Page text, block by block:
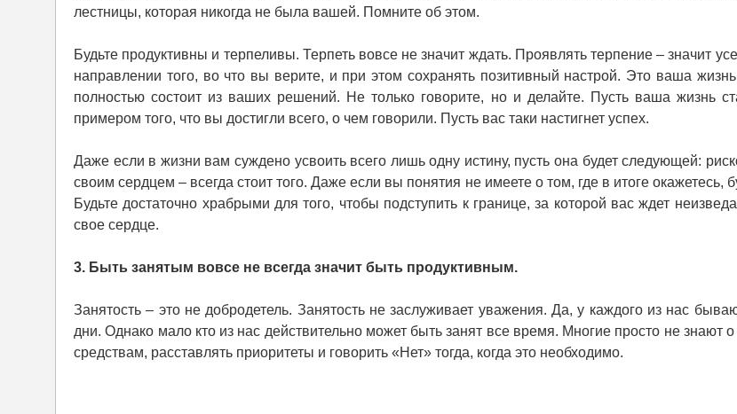
лестницы, которая никогда не была вашей. Помните об этом.
Будьте продуктивны и терпеливы. Терпеть вовсе не значит ждать. Проявлять терпение – значит
направлении того, во что вы верите, и при этом сохранять позитивный настрой. Это ваша
полностью состоит из ваших решений. Не только говорите, но и делайте. Пусть ваша жизнь
примером того, что вы достигли всего, о чем говорили. Пусть вас таки настигнет успех.
Даже если в жизни вам суждено усвоить всего лишь одну истину, пусть она будет следующей:
своим сердцем – всегда стоит того. Даже если вы понятия не имеете о том, где в итоге окажетесь,
Будьте достаточно храбрыми для того, чтобы подступить к границе, за которой вас ждет
свое сердце.
3. Быть занятым вовсе не всегда значит быть продуктивным.
Занятость – это не добродетель. Занятость не заслуживает уважения. Да, у каждого из нас
дни. Однако мало кто из нас действительно может быть занят все время. Многие просто не знают
средствам, расставлять приоритеты и говорить «Нет» тогда, когда это необходимо.